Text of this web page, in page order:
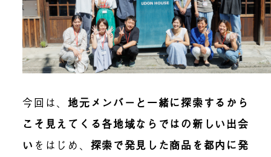
今回は、地元メンバーと一緒に探索するから
こそ見えてくる各地域ならではの新しい出会
い をはじめ、 探索で発見した商品を都内に発